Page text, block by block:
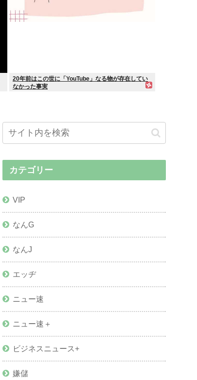
20年前はこの世に「YouTube」なる物が存在してい
なかった事実
カテゴリー
VIP
なんG
なんJ
エッヂ
ニュー速
ニュー速＋
ビジネスニュース+
嫌儲